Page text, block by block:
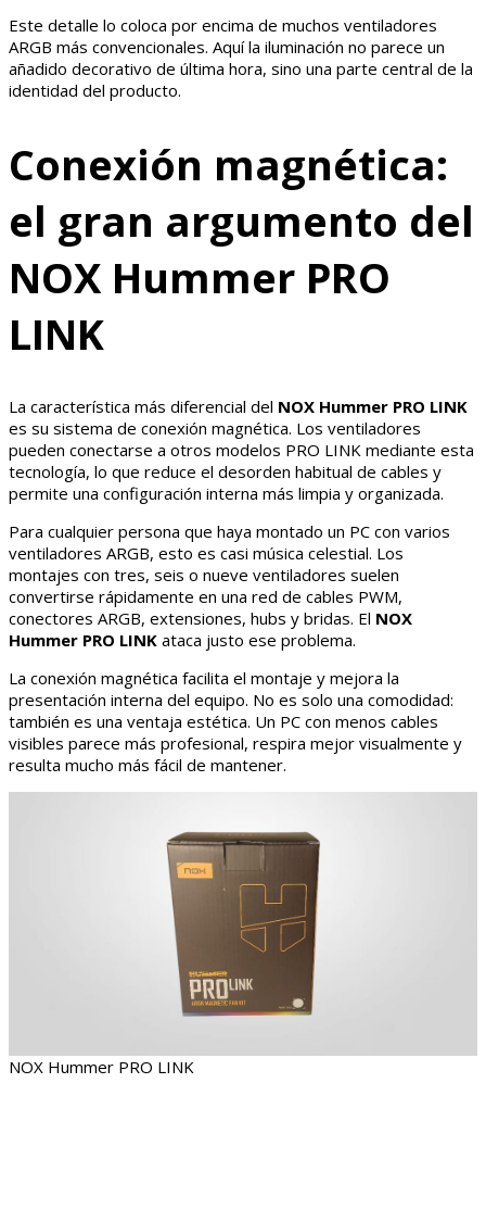
Este detalle lo coloca por encima de muchos ventiladores
ARGB más convencionales. Aquí la iluminación no parece un
añadido decorativo de última hora, sino una parte central de la
identidad del producto.
Conexión magnética:
el gran argumento del
NOX Hummer PRO
LINK
La característica más diferencial del NOX Hummer PRO LINK
es su sistema de conexión magnética. Los ventiladores
pueden conectarse a otros modelos PRO LINK mediante esta
tecnología, lo que reduce el desorden habitual de cables y
permite una configuración interna más limpia y organizada.
Para cualquier persona que haya montado un PC con varios
ventiladores ARGB, esto es casi música celestial. Los
montajes con tres, seis o nueve ventiladores suelen
convertirse rápidamente en una red de cables PWM,
conectores ARGB, extensiones, hubs y bridas. El NOX
Hummer PRO LINK ataca justo ese problema.
La conexión magnética facilita el montaje y mejora la
presentación interna del equipo. No es solo una comodidad:
también es una ventaja estética. Un PC con menos cables
visibles parece más profesional, respira mejor visualmente y
resulta mucho más fácil de mantener.
NOX Hummer PRO LINK